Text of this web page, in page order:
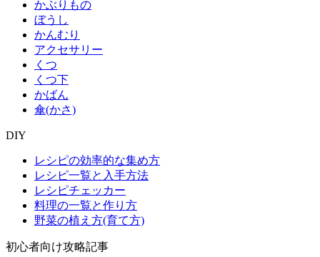
かぶりもの
ぼうし
かんむり
アクセサリー
くつ
くつ下
かばん
傘(かさ)
DIY
レシピの効率的な集め方
レシピ一覧と入手方法
レシピチェッカー
料理の一覧と作り方
野菜の植え方(育て方)
初心者向け攻略記事